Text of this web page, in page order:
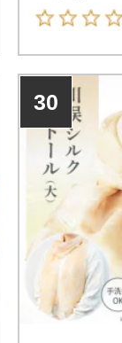
ージのスト
30